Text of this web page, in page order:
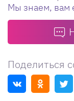
Мы знаем, вам
Поделиться